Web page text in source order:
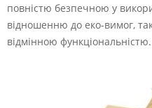
повністю безпечною у
відношенню до еко-вимог,
відмінною функціональністю.